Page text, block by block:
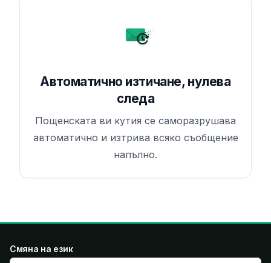
Автоматично изтичане, нулева
следа
Пощенската ви кутия се саморазрушава
автоматично и изтрива всяко съобщение
напълно.
Смяна на език